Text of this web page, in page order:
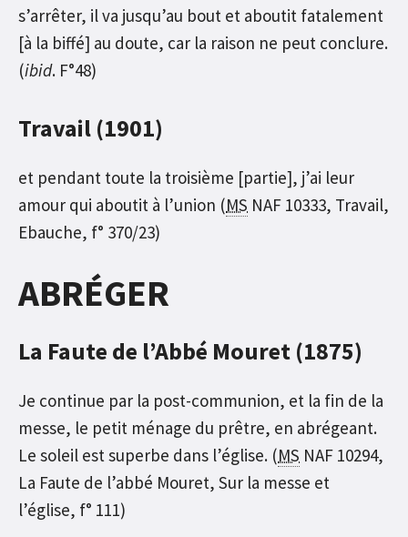
s’arrêter, il va jusqu’au bout et aboutit fatalement
[à la biffé] au doute, car la raison ne peut conclure.
(ibid. F°48)
Travail (1901)
et pendant toute la troisième [partie], j’ai leur
amour qui aboutit à l’union (MS NAF 10333, Travail,
Ebauche, f° 370/23)
ABRÉGER
La Faute de l’Abbé Mouret (1875)
Je continue par la post-communion, et la fin de la
messe, le petit ménage du prêtre, en abrégeant.
Le soleil est superbe dans l’église. (MS NAF 10294,
La Faute de l’abbé Mouret, Sur la messe et
l’église, f° 111)